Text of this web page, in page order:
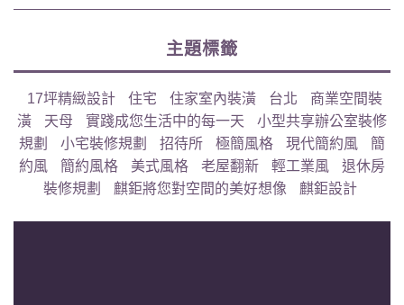
主題標籤
17坪精緻設計 住宅 住家室內裝潢 台北
商業空間裝
潢
天母 實踐成您生活中的每一天
小型共享辦公室裝修
規劃
小宅裝修規劃 招待所 極簡風格 現代簡約風
簡
約風
簡約風格 美式風格 老屋翻新 輕工業風
退休房
裝修規劃
麒鉅將您對空間的美好想像 麒鉅設計